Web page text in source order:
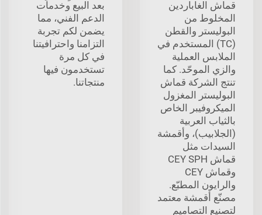
قماش الغاباردين
المخلوط من
البوليستر والقطن
(TC) المستخدم في
الملابس العملية
والزي الموحّد. كما
تنتج الشركة قماش
البوليستر المغزول
الميكروفيبر الخاص
بالثياب العربية
(الجلابيب)، وأقمشة
السيدات مثل
قماش CEY SPH
وقماش CEY
والرايون المطبّع.
مصنّع أقمشة معتمد
لتصنيع التصاميم
بعد البيع وخدمات
الدعم الفني، مما
يضمن لكم تجربة
التزامنا واحترافيتنا
في كل مرة
تستخدمون فيها
منتجاتنا.